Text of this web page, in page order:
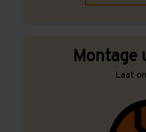
Montage
Laat